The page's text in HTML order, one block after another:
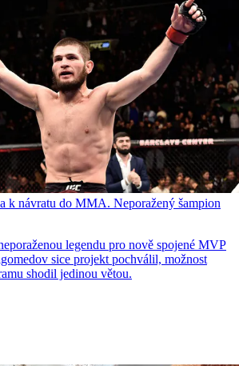
k návratu do MMA. Neporažený šampion
legendu pro nově spojené MVP
sice projekt pochválil, možnost
shodil jedinou větou.